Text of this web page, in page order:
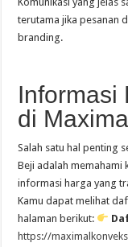
terutama jika pesanan
branding.
Informasi
di
Salah satu hal penting
Beji adalah memahami
informasi harga yang
Kamu dapat melihat
halaman berikut:
https://